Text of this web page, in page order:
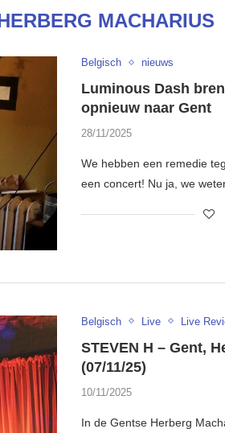
MACHARIUS
Belgisch nieuws
Luminous Dash
opnieuw naar Gent
28/11/2025
We hebben een remedie
een concert! Nu ja, we
Belgisch Live Live
STEVEN H – Gent,
(07/11/25)
10/11/2025
In de Gentse Herberg